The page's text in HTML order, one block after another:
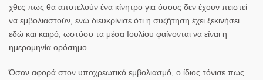
χθες πως θα αποτελούν ένα κίνητρο για όσους δεν έχουν πειστεί
να εμβολιαστούν, ενώ διευκρίνισε ότι η συζήτηση έχει ξεκινήσει
εδώ και καιρό, ωστόσο τα μέσα Ιουλίου φαίνονται να είναι η
ημερομηνία ορόσημο.
Όσον αφορά στον υποχρεωτικό εμβολιασμό , ο ίδιος τόνισε πως